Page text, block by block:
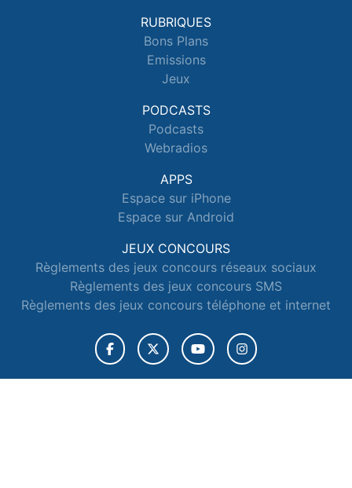
RUBRIQUES
Bons Plans
Emissions
Jeux
PODCASTS
Podcasts
Webradios
APPS
Espace sur iPhone
Espace sur Android
JEUX CONCOURS
Règlements des jeux concours réseaux sociaux
Règlements des jeux concours SMS
Règlements des jeux concours téléphone et internet